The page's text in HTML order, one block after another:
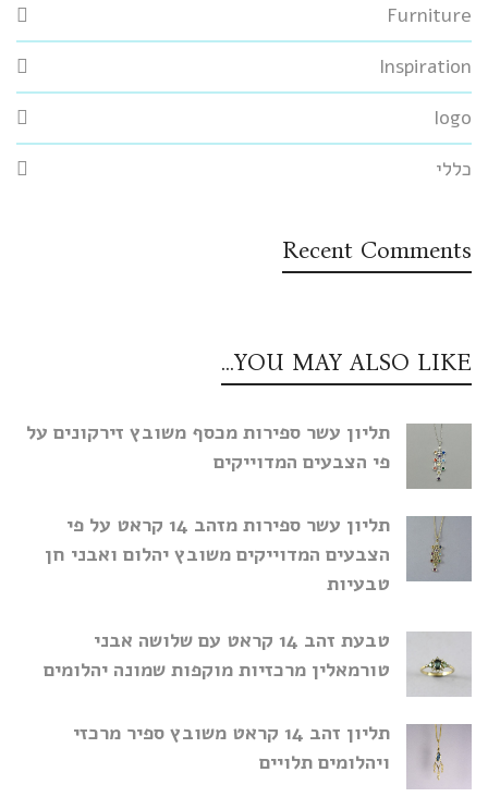
Furniture
Inspiration
logo
כללי
Recent Comments
YOU MAY ALSO LIKE…
תליון עשר ספירות מכסף משובץ זירקונים על
פי הצבעים המדוייקים
תליון עשר ספירות מזהב 14 קראט על פי
הצבעים המדוייקים משובץ יהלום ואבני חן
טבעיות
טבעת זהב 14 קראט עם שלושה אבני
טורמאלין מרכזיות מוקפות שמונה יהלומים
תליון זהב 14 קראט משובץ ספיר מרכזי
ויהלומים תלויים